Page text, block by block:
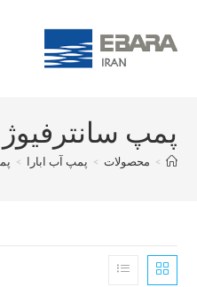
پمپ سانترفیوژ
> محصولات > پمپ آب ابارا >